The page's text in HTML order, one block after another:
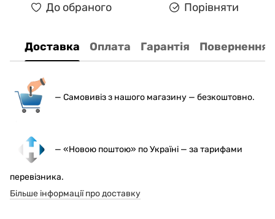
До обраного Порівняти
Доставка Оплата Гарантія Повернення
— Самовивіз з нашого магазину — безкоштовно.
— «Новою поштою» по Україні — за тарифами
перевізника.
Більше інформації про доставку